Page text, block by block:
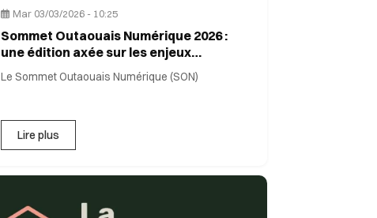
Mar 03/03/2026 - 10:25
Sommet Outaouais Numérique 2026 :
une édition axée sur les enjeux
stratégiques du numérique en
Outaouais
Le Sommet Outaouais Numérique (SON)
Lire plus